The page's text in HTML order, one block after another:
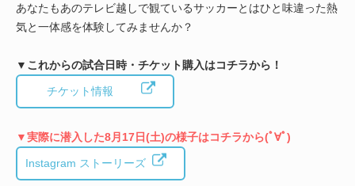
あなたもあのテレビ越しで観ているサッカーとはひと味違った熱
気と一体感を体験してみませんか？
▼これからの試合日時・チケット購入はコチラから！
チケット情報
▼実際に潜入した8月17日(土)の様子はコチラから(ﾟ∀ﾟ)
Instagram ストーリーズ